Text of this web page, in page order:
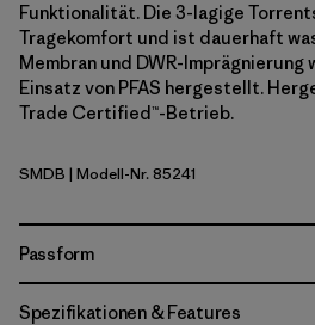
Funktionalität. Die 3-lagige
Tragekomfort und ist dauerhaft
Membran und DWR-Imprägnierung
Einsatz von PFAS hergestellt.
Trade Certified™-Betrieb.
Smolder Blue
SMDB | Modell-Nr. 85241
Passform
Spezifikationen & Features